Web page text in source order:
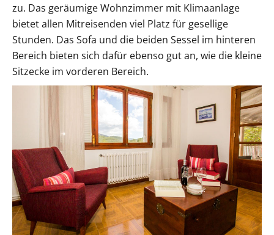
zu. Das geräumige Wohnzimmer mit Klimaanlage
bietet allen Mitreisenden viel Platz für gesellige
Stunden. Das Sofa und die beiden Sessel im hinteren
Bereich bieten sich dafür ebenso gut an, wie die kleine
Sitzecke im vorderen Bereich.